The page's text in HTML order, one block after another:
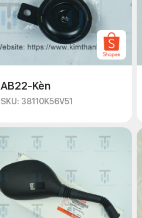
AB22-Kèn
SKU: 38110K56V51